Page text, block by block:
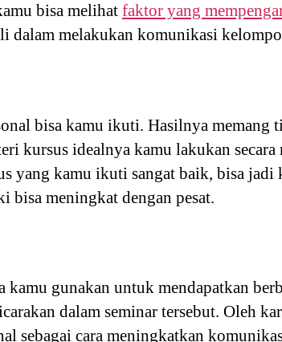
bisa melihat faktor yang
dalam melakukan komunikasi
bisa kamu ikuti. Hasilnya memang
kursus idealnya kamu lakukan
yang kamu ikuti sangat baik, bisa jadi
meningkat dengan pesat.
kamu gunakan untuk mendapatkan
dalam seminar tersebut. Oleh
sebagai cara meningkatkan